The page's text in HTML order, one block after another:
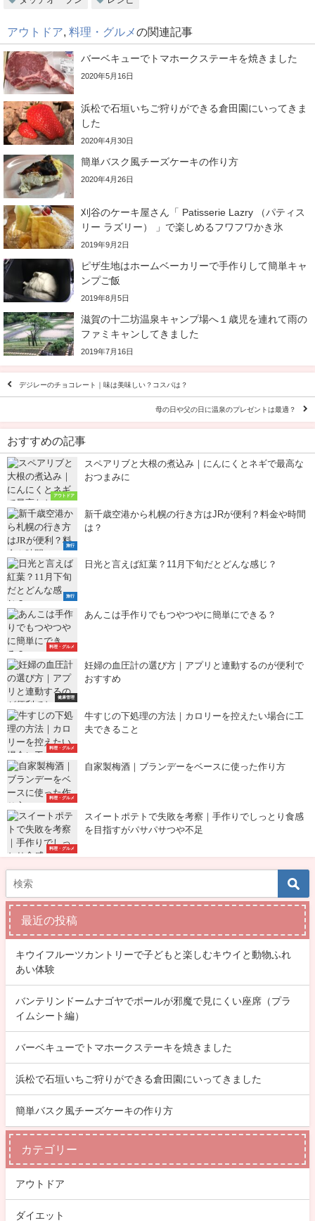
アウトドア 料理・グルメの関連記事
バーベキューでトマホークステーキを焼きました
2020年5月16日
浜松で石垣いちご狩りができる倉田園にいってきま
した
2020年4月30日
簡単バスク風チーズケーキの作り方
2020年4月26日
刈谷のケーキ屋さん「 Patisserie Lazry （パティス
リー ラズリー） 」で楽しめるフワフワかき氷
2019年9月2日
ピザ生地はホームベーカリーで手作りして簡単キャ
ンプご飯
2019年8月5日
滋賀の十二坊温泉キャンプ場へ１歳児を連れて雨の
ファミキャンしてきました
2019年7月16日
デジレーのチョコレート｜味は美味しい？コスパは？
母の日や父の日に温泉のプレゼントは最適？
おすすめの記事
アウトドア
スペアリブと大根の煮込み｜にんにくとネギで最高な
おつまみに
旅行
新千歳空港から札幌の行き方はJRが便利？料金や時間
は？
旅行
日光と言えば紅葉？11月下旬だとどんな感じ？
料理・グルメ
あんこは手作りでもつやつやに簡単にできる？
健康管理
妊婦の血圧計の選び方｜アプリと連動するのが便利で
おすすめ
料理・グルメ
牛すじの下処理の方法｜カロリーを控えたい場合に工
夫できること
料理・グルメ
自家製梅酒｜ブランデーをベースに使った作り方
料理・グルメ
スイートポテトで失敗を考察｜手作りでしっとり食感
を目指すがパサパサつや不足
最近の投稿
キウイフルーツカントリーで子どもと楽しむキウイと動物ふれ
あい体験
バンテリンドームナゴヤでポールが邪魔で見にくい座席（プラ
イムシート編）
バーベキューでトマホークステーキを焼きました
浜松で石垣いちご狩りができる倉田園にいってきました
簡単バスク風チーズケーキの作り方
カテゴリー
アウトドア
ダイエット